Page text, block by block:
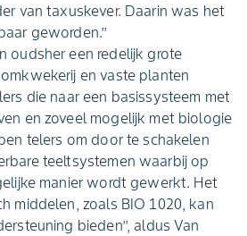
van taxuskever. Daarin was het
geworden.’’
oudsher een redelijk grote
en vaste planten
die naar een basissysteem met
en zoveel mogelijk met biologie
telers om door te schakelen
teeltsystemen waarbij op
manier wordt gewerkt. Het
middelen, zoals BIO 1020, kan
bieden’’, aldus Van